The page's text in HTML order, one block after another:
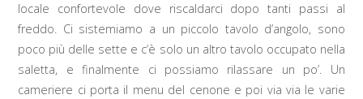
locale confortevole dove riscaldarci dopo tanti passi al
freddo. Ci sistemiamo a un piccolo tavolo d’angolo, sono
poco più delle sette e c’è solo un altro tavolo occupato nella
saletta, e finalmente ci possiamo rilassare un po’. Un
cameriere ci porta il menu del cenone e poi via via le varie